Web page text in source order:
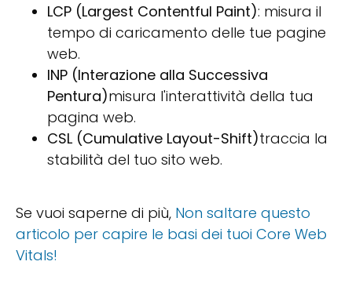
LCP (Largest Contentful Paint): misura il
tempo di caricamento delle tue pagine
web.
INP (Interazione alla Successiva
Pentura)misura l'interattività della tua
pagina web.
CSL (Cumulative Layout-Shift)traccia la
stabilità del tuo sito web.
Se vuoi saperne di più, Non saltare questo
articolo per capire le basi dei tuoi Core Web
Vitals!